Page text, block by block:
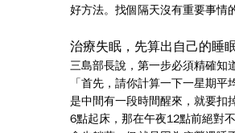
好方法。找個隔天沒有重要事情
治療失眠，先算出自己的睡
三島部長說，第一步必須精確知
「首先，請你計算一下一星期
是中間有一段時間醒來，就要扣
6點起床，那在午夜12點前絕對